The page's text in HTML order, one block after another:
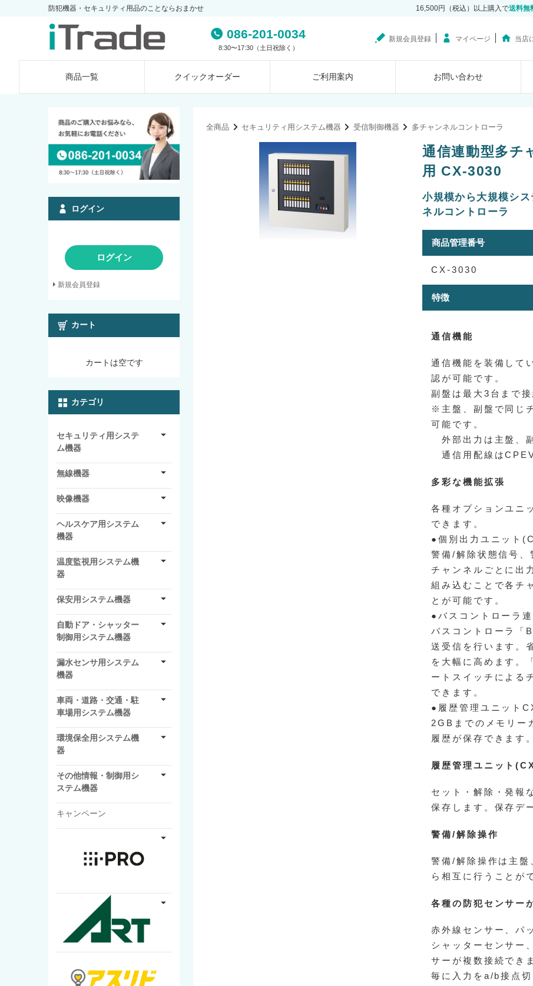
防犯機器・セキュリティ用品のことならおまかせ 16,500円（税込）以上購入で送料無
086-201-0034
8:30〜17:30（土日祝除く）
新規会員登録 マイページ 当店
商品一覧 クイックオーダー ご利用案内 お問い合わせ
全商品 セキュリティ用システム機器 受信制御機器 多チャンネルコントローラ
通信連動型多チ
用 CX-3030
小規模から大規模シ
ネルコントローラ
商品管理番号
CX-3030
特徴
通信機能
通信機能を装備して
認が可能です。
副盤は最大3台まで
※主盤、副盤で同じ
可能です。
外部出力は主盤、
通信用配線は
多彩な機能拡張
各種オプションユニ
できます。
●個別出力ユニット
警備/解除状態信号、
チャンネルごとに出
組み込むことで各チ
とが可能です。
●バスコントローラ
バスコントローラ「
送受信を行います。
を大幅に高めます。
ートスイッチによる
できます。
●履歴管理ユニット
2GBまでのメモリー
履歴が保存できます。
履歴管理ユニット
セット・解除・発報
保存します。保存デ
警備/解除操作
警備/解除操作は主盤
ら相互に行うことが
各種の防犯センサー
赤外線センサー、パ
シャッターセンサー
サーが複数接続でき
毎に入力をa/b接点
ログイン
ログイン
新規会員登録
カート
カートは空です
カテゴリ
セキュリティ用システ
ム機器
無線機器
映像機器
ヘルスケア用システム
機器
温度監視用システム機
器
保安用システム機器
自動ドア・シャッター
制御用システム機器
漏水センサ用システム
機器
車両・道路・交通・駐
車場用システム機器
環境保全用システム機
器
その他情報・制御用シ
ステム機器
キャンペーン